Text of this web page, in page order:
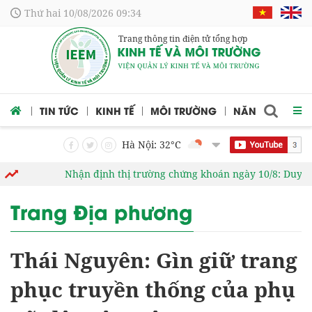
Thứ hai 10/08/2026 09:34
Trang thông tin điện tử tổng hợp
TIN TỨC KINH TẾ MÔI TRƯỜNG NĂNG LƯỢNG
Hà Nội: 32°C
Nhận định thị trường chứng khoán ngày 10/8: Duy trì
Trang Địa phương
Thái Nguyên: Gìn giữ trang
phục truyền thống của phụ